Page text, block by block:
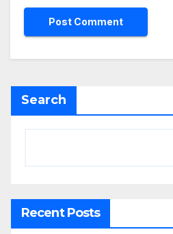
Search
Recent Posts